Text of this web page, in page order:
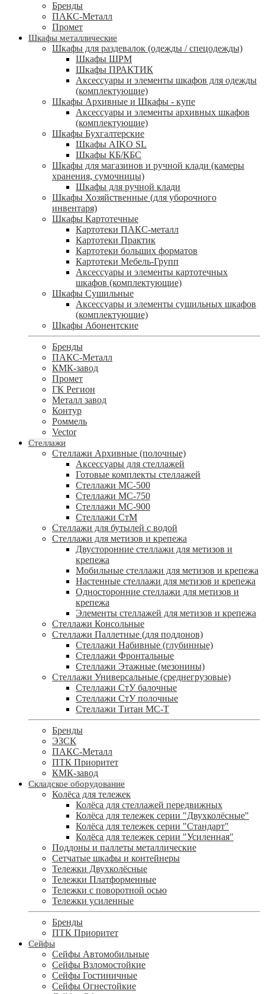
Бренды
ПАКС-Металл
Промет
Шкафы металлические
Шкафы для раздевалок (одежды / спецодежды)
Шкафы ШРМ
Шкафы ПРАКТИК
Аксессуары и элементы шкафов для одежды
(комплектующие)
Шкафы Архивные и Шкафы - купе
Аксессуары и элементы архивных шкафов
(комплектующие)
Шкафы Бухгалтерские
Шкафы AIKO SL
Шкафы КБ/КБС
Шкафы для магазинов и ручной клади (камеры
хранения, сумочницы)
Шкафы для ручной клади
Шкафы Хозяйственные (для уборочного
инвентаря)
Шкафы Картотечные
Картотеки ПАКС-металл
Картотеки Практик
Картотеки больших форматов
Картотеки Мебель-Групп
Аксессуары и элементы картотечных
шкафов (комплектующие)
Шкафы Сушильные
Аксессуары и элементы сушильных шкафов
(комплектующие)
Шкафы Абонентские
Бренды
ПАКС-Металл
КМК-завод
Промет
ГК Регион
Металл завод
Контур
Роммель
Vector
Стеллажи
Стеллажи Архивные (полочные)
Аксессуары для стеллажей
Готовые комплекты стеллажей
Стеллажи МС-500
Стеллажи МС-750
Стеллажи МС-900
Стеллажи СтМ
Стеллажи для бутылей с водой
Стеллажи для метизов и крепежа
Двусторонние стеллажи для метизов и
крепежа
Мобильные стеллажи для метизов и крепежа
Настенные стеллажи для метизов и крепежа
Односторонние стеллажи для метизов и
крепежа
Элементы стеллажей для метизов и крепежа
Стеллажи Консольные
Стеллажи Паллетные (для поддонов)
Стеллажи Набивные (глубинные)
Стеллажи Фронтальные
Стеллажи Этажные (мезонины)
Стеллажи Универсальные (среднегрузовые)
Стеллажи СтУ балочные
Стеллажи СтУ полочные
Стеллажи Титан МС-Т
Бренды
ЭЗСК
ПАКС-Металл
ПТК Приоритет
КМК-завод
Складское оборудование
Колёса для тележек
Колёса для стеллажей передвижных
Колёса для тележек серии "Двухколёсные"
Колёса для тележек серии "Стандарт"
Колёса для тележек серии "Усиленная"
Поддоны и паллеты металлические
Сетчатые шкафы и контейнеры
Тележки Двухколёсные
Тележки Платформенные
Тележки с поворотной осью
Тележки усиленные
Бренды
ПТК Приоритет
Сейфы
Сейфы Автомобильные
Сейфы Взломостойкие
Сейфы Гостиничные
Сейфы Огнестойкие